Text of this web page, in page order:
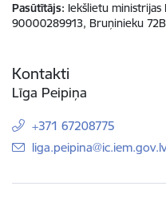
Pasūtītājs Iekšlietu
90000289913, Bruņinieku
Kontakti
Līga Peipiņa
+371 67208775
E-pasts:
liga.peipina@ic.iem.gov.lv